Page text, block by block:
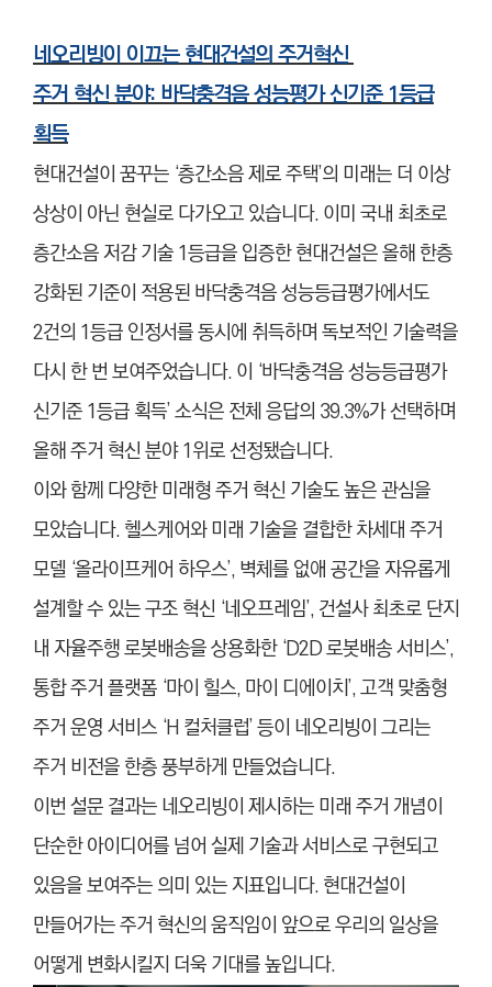
네오리빙이 이끄는 현대건설의 주거혁신
주거 혁신 분야: 바닥충격음 성능평가 신기준 1등급
획득
현대건설이 꿈꾸는 ‘층간소음 제로 주택’의 미래는 더 이상
상상이 아닌 현실로 다가오고 있습니다. 이미 국내 최초로
층간소음 저감 기술 1등급을 입증한 현대건설은 올해 한층
강화된 기준이 적용된 바닥충격음 성능등급평가에서도
2건의 1등급 인정서를 동시에 취득하며 독보적인 기술력을
다시 한 번 보여주었습니다. 이 ‘바닥충격음 성능등급평가
신기준 1등급 획득’ 소식은 전체 응답의 39.3%가 선택하며
올해 주거 혁신 분야 1위로 선정됐습니다.
이와 함께 다양한 미래형 주거 혁신 기술도 높은 관심을
모았습니다. 헬스케어와 미래 기술을 결합한 차세대 주거
모델 ‘올라이프케어 하우스’, 벽체를 없애 공간을 자유롭게
설계할 수 있는 구조 혁신 ‘네오프레임’, 건설사 최초로 단지
내 자율주행 로봇배송을 상용화한 ‘D2D 로봇배송 서비스’,
통합 주거 플랫폼 ‘마이 힐스, 마이 디에이치’, 고객 맞춤형
주거 운영 서비스 ‘H 컬처클럽’ 등이 네오리빙이 그리는
주거 비전을 한층 풍부하게 만들었습니다.
이번 설문 결과는 네오리빙이 제시하는 미래 주거 개념이
단순한 아이디어를 넘어 실제 기술과 서비스로 구현되고
있음을 보여주는 의미 있는 지표입니다. 현대건설이
만들어가는 주거 혁신의 움직임이 앞으로 우리의 일상을
어떻게 변화시킬지 더욱 기대를 높입니다.